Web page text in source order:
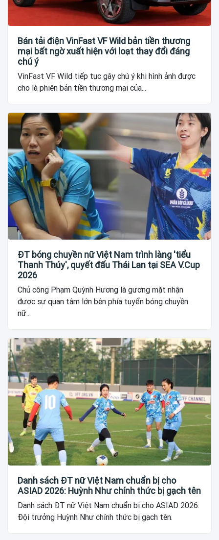
Bán tải điện VinFast VF Wild bản tiền thương
mại bất ngờ xuất hiện với loạt thay đổi đáng
chú ý
VinFast VF Wild tiếp tục gây chú ý khi hình ảnh được
cho là phiên bản tiền thương mại của...
ĐT bóng chuyền nữ Việt Nam trình làng 'tiểu
Thanh Thúy', quyết đấu Thái Lan tại SEA V.Cup
2026
Chủ công Phạm Quỳnh Hương là gương mặt nhận
được sự quan tâm lớn bên phía tuyển bóng chuyền
nữ...
Danh sách ĐT nữ Việt Nam chuẩn bị cho
ASIAD 2026: Huỳnh Như chính thức bị gạch tên
Danh sách ĐT nữ Việt Nam chuẩn bị cho ASIAD 2026:
Đội trưởng Huỳnh Như chính thức bị gạch tên.